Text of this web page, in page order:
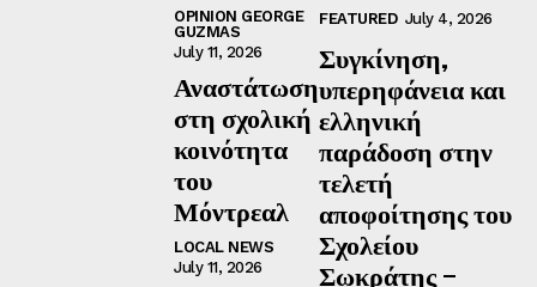
OPINION GEORGE
GUZMAS
July 11, 2026
Αναστάτωση
στη σχολική
κοινότητα
του
Μόντρεαλ
LOCAL NEWS
July 11, 2026
FEATURED July 4, 2026
Συγκίνηση,
υπερηφάνεια και
ελληνική
παράδοση στην
τελετή
αποφοίτησης του
Σχολείου
Σωκράτης –